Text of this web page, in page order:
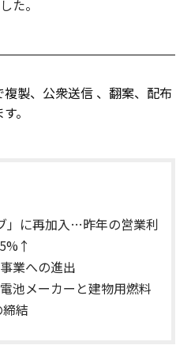
た。
製、公衆送信 、翻案、配布
。
」に再加入…昨年の営業利
業への進出
池メーカーと建物用燃料
結